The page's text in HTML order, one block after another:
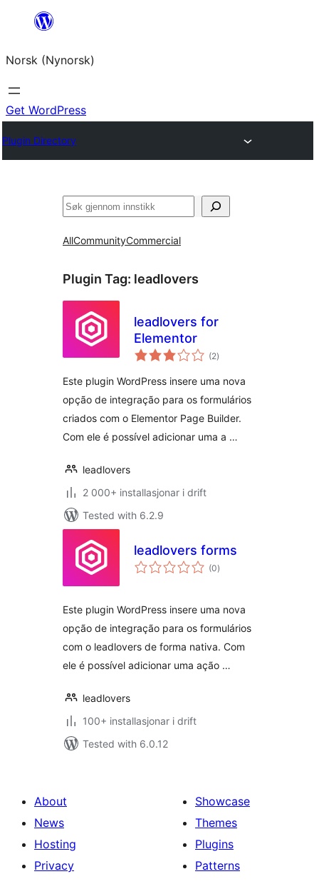
content
Norsk (Nynorsk)
Get WordPress
Plugin Directory
Søk
AllCommunityCommercial
Plugin Tag: leadlovers
leadlovers for
Elementor
(2vurderingar
i)
Este plugin WordPress insere uma nova
opção de integração para os formulários
criados com o Elementor Page Builder.
Com ele é possível adicionar uma a …
leadlovers
2 000+ installasjonar i drift
Tested with 6.2.9
leadlovers forms
(0vurderingar
i)
Este plugin WordPress insere uma nova
opção de integração para os formulários
com o leadlovers de forma nativa. Com
ele é possível adicionar uma ação …
leadlovers
100+ installasjonar i drift
Tested with 6.0.12
About
News
Hosting
Privacy
Showcase
Themes
Plugins
Patterns